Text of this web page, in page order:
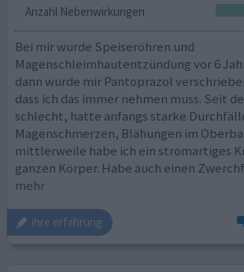
Anzahl Nebenwirkungen
Bei mir wurde Speiseröhren und
Magenschleimhautentzündung vor 6
dann wurde mir Pantoprazol
dass ich das immer nehmen muss. Seit
schlecht, hatte anfangs starke
Magenschmerzen, Blähungen im
mittlerweile habe ich ein stromartiges
ganzen Körper. Habe auch einen
mehr
ihre erfahrung